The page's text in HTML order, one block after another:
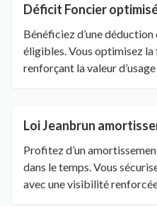
Déficit Foncier
Bénéficiez d’une
éligibles. Vous optimisez
renforçant la valeur
Loi Jeanbrun
Profitez d’un
dans le temps. Vous
avec une visibilité